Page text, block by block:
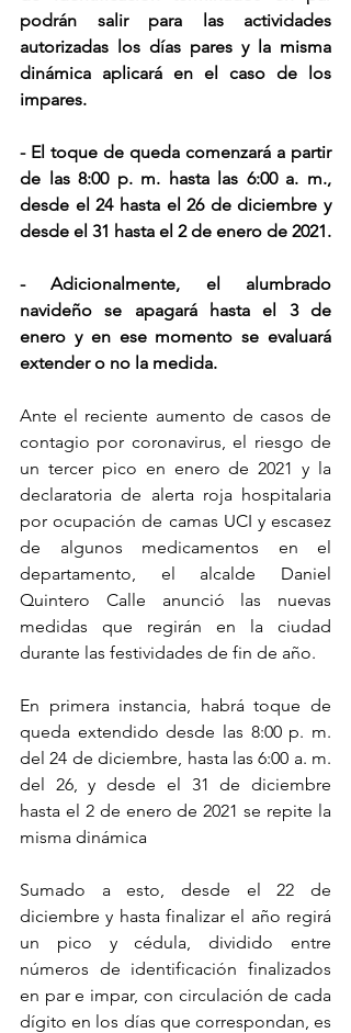
podrán salir para las actividades
autorizadas los días pares y la misma
dinámica aplicará en el caso de los
impares.
- El toque de queda comenzará a partir
de las 8:00 p. m. hasta las 6:00 a. m.,
desde el 24 hasta el 26 de diciembre y
- Adicionalmente, el alumbrado
navideño se apagará hasta el 3 de
enero y en ese momento se evaluará
extender o no la medida.
Ante el reciente aumento de casos de
contagio por coronavirus, el riesgo de
un tercer pico en enero de 2021 y la
declaratoria de alerta roja hospitalaria
por ocupación de camas UCI y escasez
de algunos medicamentos en el
departamento, el alcalde Daniel
Quintero Calle anunció las nuevas
medidas que regirán en la ciudad
durante las festividades de fin de año.
En primera instancia, habrá toque de
queda extendido desde las 8:00 p. m.
del 24 de diciembre, hasta las 6:00 a. m.
del 26, y desde el 31 de diciembre
hasta el 2 de enero de 2021 se repite la
misma dinámica
Sumado a esto, desde el 22 de
diciembre y hasta finalizar el año regirá
un pico y cédula, dividido entre
números de identificación finalizados
en par e impar, con circulación de cada
dígito en los días que correspondan, es